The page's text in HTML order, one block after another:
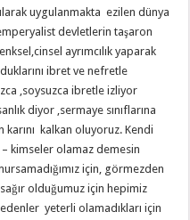
uygulanmakta ezilen dünya
devletlerin taşaron
ayrımcılık yaparak
ibret ve nefretle
,soysuzca ibretle izliyor
diyor ,sermaye sınıflarına
karını kalkan oluyoruz. Kendi
kimseler olamaz demesin
için, görmezden
olduğumuz için hepimiz
yeterli olamadıkları için